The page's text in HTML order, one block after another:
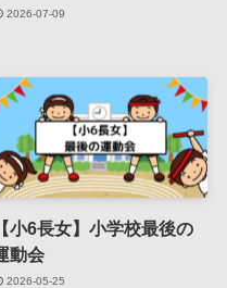
2026-07-09
【小6長女】小学校最後の
動会
2026-05-25